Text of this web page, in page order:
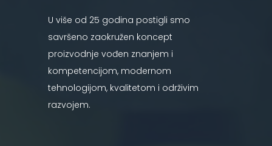
U više od 25 godina postigli smo
savršeno zaokružen koncept
proizvodnje vođen znanjem i
kompetencijom, modernom
tehnologijom, kvalitetom i održivim
razvojem.